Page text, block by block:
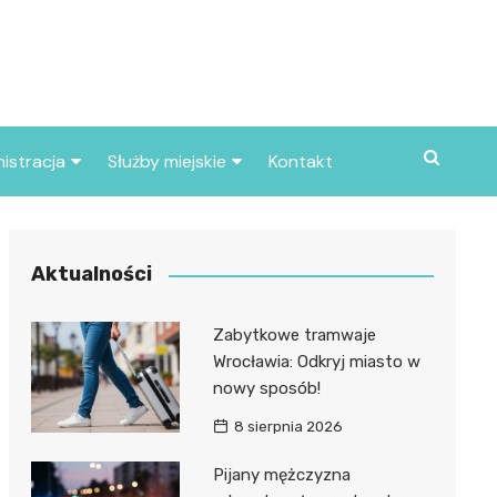
miasta
Służby miejskie
Policja
Kontakt
Aktualności
Zabytkowe tramwaje
Wrocławia: Odkryj miasto w
nowy sposób!
8 sierpnia 2026
Pijany mężczyzna